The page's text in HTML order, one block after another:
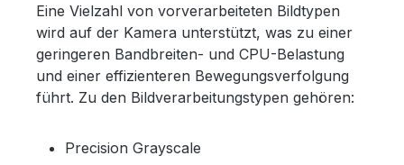
Eine Vielzahl von vorverarbeiteten Bildtypen
wird auf der Kamera unterstützt, was zu einer
geringeren Bandbreiten- und CPU-Belastung
und einer effizienteren Bewegungsverfolgung
führt. Zu den Bildverarbeitungstypen gehören:
Precision Grayscale